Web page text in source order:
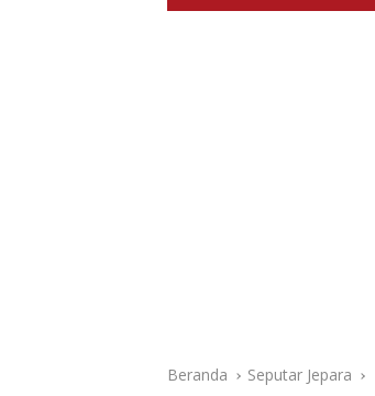
Beranda Seputar Jepara